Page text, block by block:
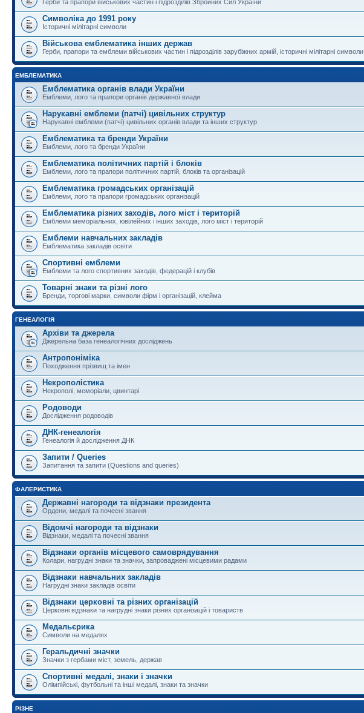
Герби та прапори військових частин і підрозділів Збройних Сил України
Символіка до 1991 року
Історичні мілітарні символи
Військова емблематика інших держав
Герби, прапори та емблеми військових частин і підрозділів зарубіжних армій, історичні мілітарні символи
ЕМБЛЕМАТИКА
Емблематика органів влади України
Емблеми, лого та прапори органів державної влади
Нарукавні емблеми (патчі) цивільних структур
Нарукавні емблеми (патчі) цивільних органів влади та інших структур
Емблематика та бренди України
Емблеми, лого та бренди України
Емблематика політичних партій і блоків
Емблеми, лого та прапори політичних партій, блоків та організацій
Емблематика громадських організацій
Емблеми, лого та прапори громадських організацій
Емблематика різних заходів, лого міст і територій
Емблеми меморіальних, ювілейних і інших заходів, лого міст і територій
Емблеми навчальних закладів
Емблематика закладів освіти
Спортивні емблеми
Емблеми та лого спортивних заходів, федерацій і клубів
Товарні знаки та різні лого
Бренди, торгові марки, символи фірм і організацій, клейма
ГЕНЕАЛОГІЯ
Архіви та джерела
Джерельна база генеалогічних досліджень
Антропоніміка
Походження прізвищ та імен
Некрополістика
Некрополі, меморіали, цвинтарі
Родоводи
Дослідження родоводів
ДНК-генеалогія
Генеалогія й дослідження ДНК
Запити / Queries
Запитання та запити (Questions and queries)
ФАЛЕРИСТИКА
Державні нагороди та відзнаки президента
Ордени, медалі та почесні звання
Відомчі нагороди та відзнаки
Відзнаки, медалі та почесні звання
Відзнаки органів місцевого самоврядування
Колари, нагрудні знаки та значки, запроваджені місцевими радами
Відзнаки навчальних закладів
Нагрудні знаки закладів освіти
Відзнаки церковні та різних організацій
Церковні відзнаки та нагрудні знаки різних організацій і товариств
Медальєрика
Символи на медалях
Геральдичні значки
Значки з гербами міст, земель, держав
Спортивні медалі, знаки і значки
Олімпійські, футбольні та інші медалі, знаки та значки
РІЗНЕ